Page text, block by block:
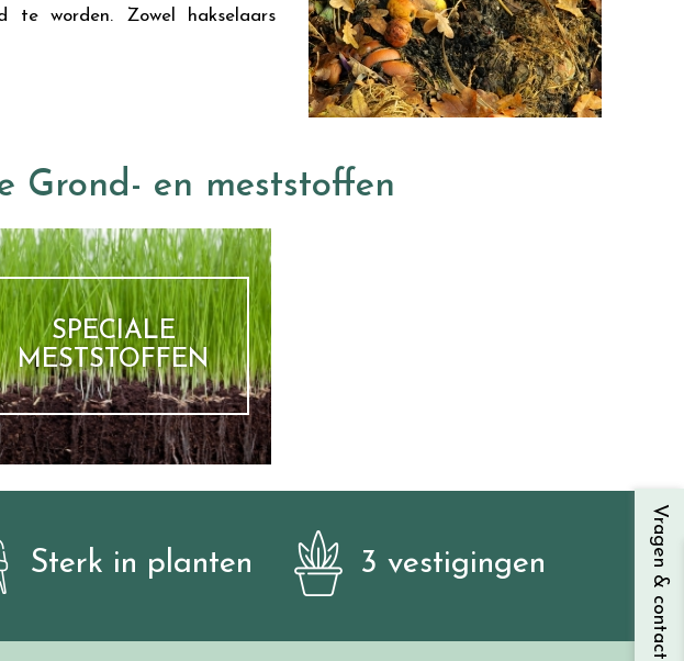
te worden. Zowel hakselaars
Grond- en meststoffen
SPECIALE
MESTSTOFFEN
Sterk in planten 3 vestigingen Vragen & contact